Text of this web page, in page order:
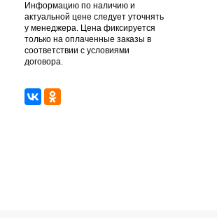
Информацию по наличию и
актуальной цене следует уточнять
у менеджера. Цена фиксируется
только на оплаченные заказы в
соответствии с условиями
договора.